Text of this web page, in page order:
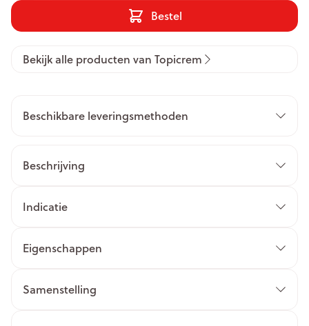
Bestel
Bekijk alle producten van Topicrem
Beschikbare leveringsmethoden
Beschrijving
Indicatie
Eigenschappen
Samenstelling